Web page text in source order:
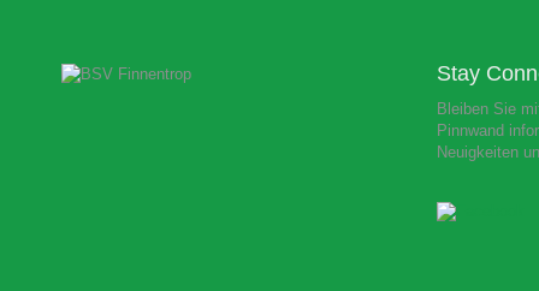
Stay
Bleiben Sie
Pinnwand
Neuigkeiten